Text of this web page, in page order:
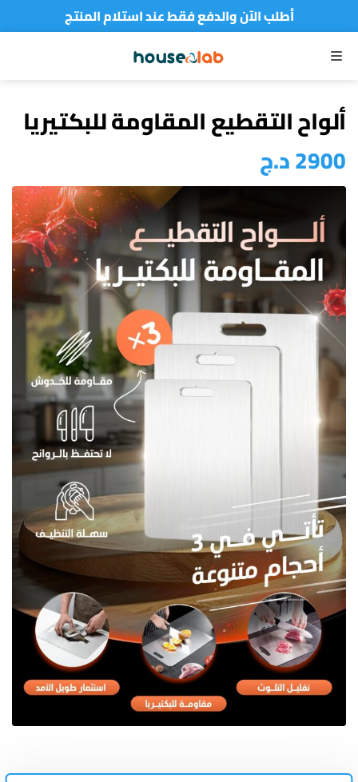
أطلب الآن والدفع فقط عند استلام المنتج
القائمة
ألواح التقطيع المقاومة للبكتيريا
2900د.ج